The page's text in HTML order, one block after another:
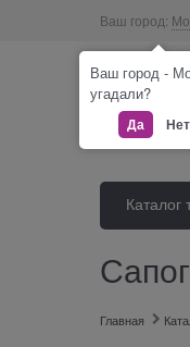
Ваш город:
Каталог
Главная
Ваш город -
угадали?
Да Нет